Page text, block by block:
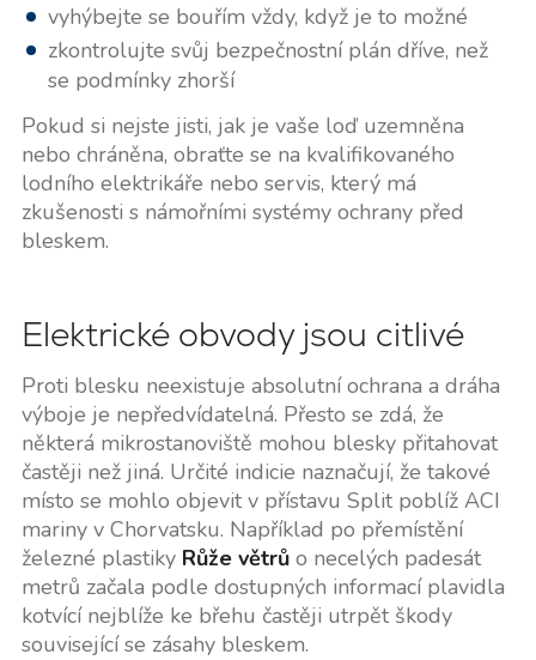
vyhýbejte se bouřím vždy, když je to možné
zkontrolujte svůj bezpečnostní plán dříve, než
se podmínky zhorší
Pokud si nejste jisti, jak je vaše loď uzemněna
nebo chráněna, obraťte se na kvalifikovaného
lodního elektrikáře nebo servis, který má
zkušenosti s námořními systémy ochrany před
bleskem.
Elektrické obvody jsou citlivé
Proti blesku neexistuje absolutní ochrana a dráha
výboje je nepředvídatelná. Přesto se zdá, že
některá mikrostanoviště mohou blesky přitahovat
častěji než jiná. Určité indicie naznačují, že takové
místo se mohlo objevit v přístavu Split poblíž ACI
mariny v Chorvatsku. Například po přemístění
železné plastiky Růže větrůo necelých padesát
metrů začala podle dostupných informací plavidla
kotvící nejblíže ke břehu častěji utrpět škody
související se zásahy bleskem.